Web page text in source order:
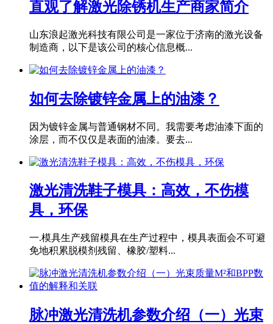
直观了解激光除锈机生产商家简介
山东浪起激光科技有限公司是一家位于济南的激光设备
制造商，以下是该公司的核心信息概...
如何去除镀锌金属上的油漆？
因为镀锌金属与普通钢材不同。我需要考虑油漆下面的
涂层，而不仅仅是表面的油漆。要去...
激光清洗鞋子模具：高效，不伤模
具，环保
一.模具生产残留模具在生产过程中，模具表面会不可避
免地积累脱模剂残留、橡胶/塑料...
脉冲激光清洗机参数介绍（一）光束